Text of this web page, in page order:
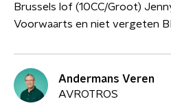
Brussels lof (10CC/Groot)
Voorwaarts en niet vergeten
Andermans Veren
AVROTROS